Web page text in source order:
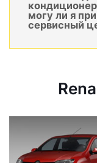
могу ли я
сервисный